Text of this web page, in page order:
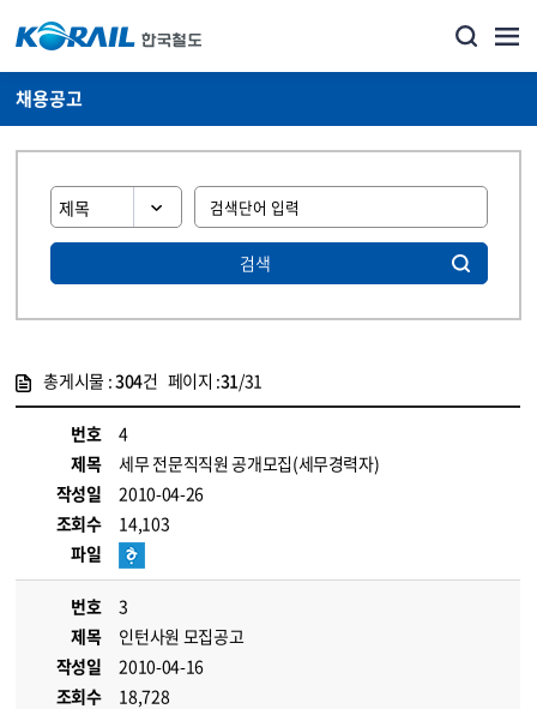
채용공고
검색
총게시물 :304건 페이지 :31/31
번호
4
제목
세무 전문직직원 공개모집(세무경력자)
작성일
2010-04-26
조회수
14,103
파일
번호
3
제목
인턴사원 모집공고
작성일
2010-04-16
조회수
18,728